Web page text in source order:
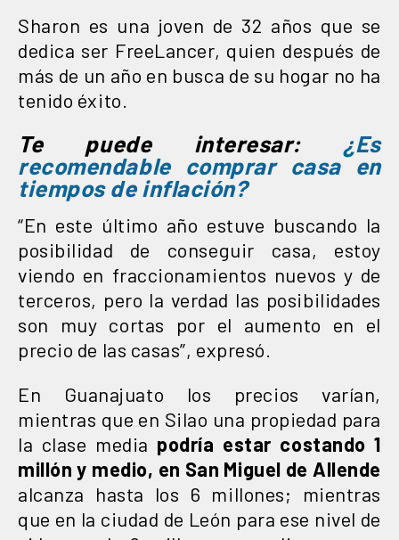
Sharon es una joven de 32 años que se
dedica ser FreeLancer, quien después de
más de un año en busca de su hogar no ha
tenido éxito.
Te puede interesar: ¿Es
recomendable comprar casa en
tiempos de inflación?
“En este último año estuve buscando la
posibilidad de conseguir casa, estoy
viendo en fraccionamientos nuevos y de
terceros, pero la verdad las posibilidades
son muy cortas por el aumento en el
precio de las casas”, expresó.
En Guanajuato los precios varían,
mientras que en Silao una propiedad para
la clase media podría estar costando 1
millón y medio, en San Miguel de Allende
alcanza hasta los 6 millones; mientras
que en la ciudad de León para ese nivel de